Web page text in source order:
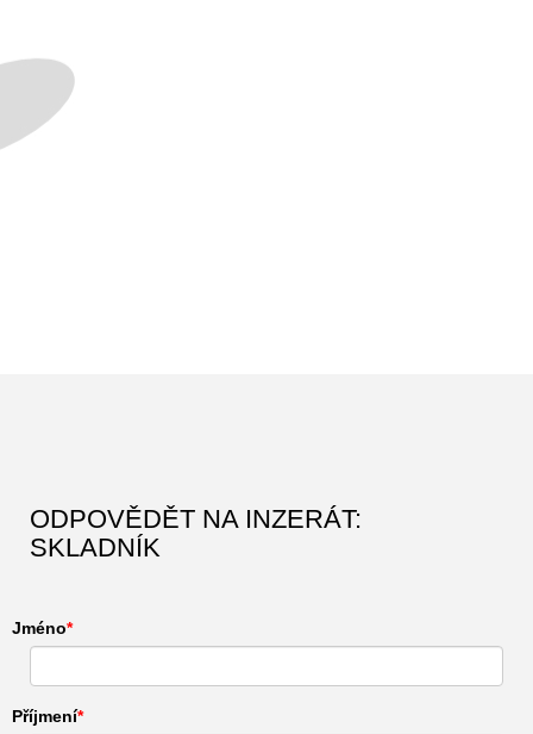
ODPOVĚDĚT NA INZERÁT:
SKLADNÍK
Jméno
Příjmení